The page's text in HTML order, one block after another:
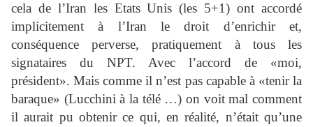
cela de l’Iran les Etats Unis (les 5+1) ont accordé
implicitement à l’Iran le droit d’enrichir et,
conséquence perverse, pratiquement à tous les
signataires du NPT. Avec l’accord de «moi,
président». Mais comme il n’est pas capable à «tenir la
baraque» (Lucchini à la télé …) on voit mal comment
il aurait pu obtenir ce qui, en réalité, n’était qu’une